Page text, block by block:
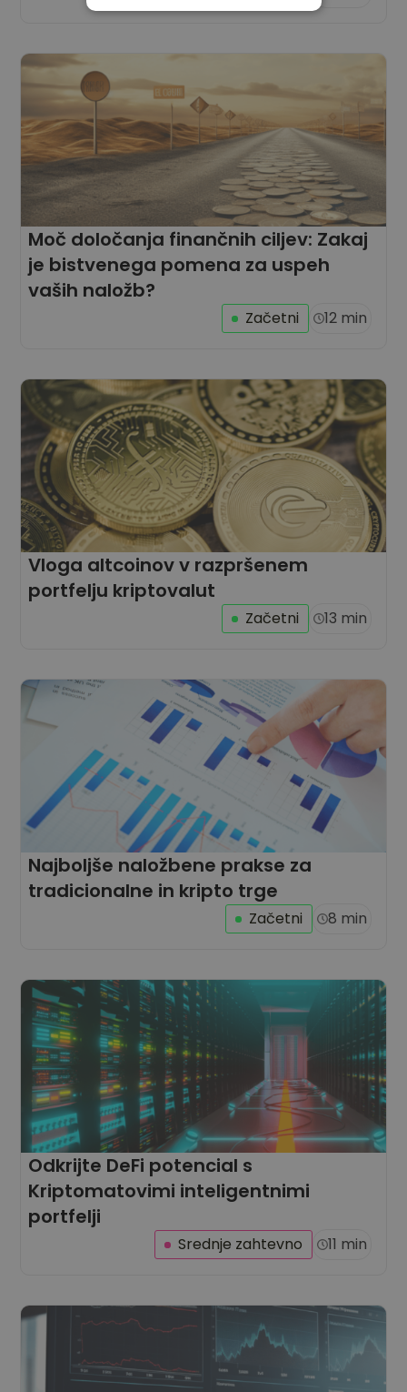
Moč določanja finančnih ciljev: Zakaj
je bistvenega pomena za uspeh
vaših naložb?
Začetni 12 min
Vloga altcoinov v razpršenem
portfelju kriptovalut
Začetni 13 min
Najboljše naložbene prakse za
tradicionalne in kripto trge
Začetni 8 min
Odkrijte DeFi potencial s
Kriptomatovimi inteligentnimi
portfelji
Srednje zahtevno 11 min
FUNKCIONALNOST